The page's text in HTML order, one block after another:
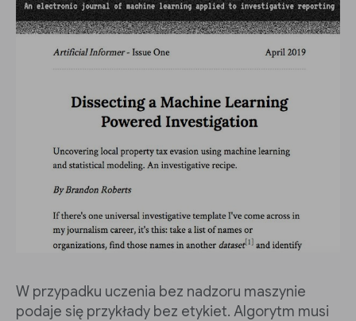
W przypadku uczenia bez nadzoru maszynie
podaje się przykłady bez etykiet. Algorytm musi